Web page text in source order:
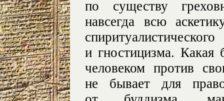
по существу
навсегда всю
и гностицизма. Какая
человеком против
не бывает для